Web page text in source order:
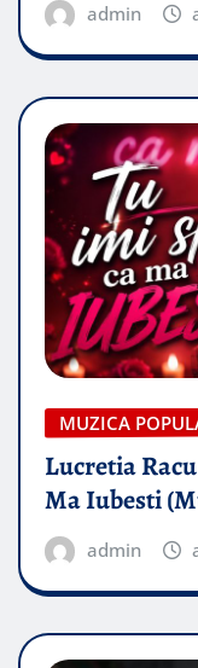
admin
MUZICA
Lucretia
Ma Iubesti
admin